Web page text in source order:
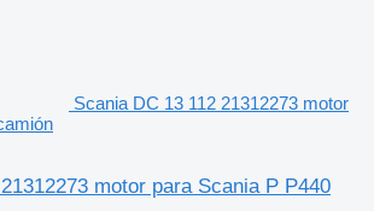
Scania DC 13 112 21312273 motor
motor para Scania P P440